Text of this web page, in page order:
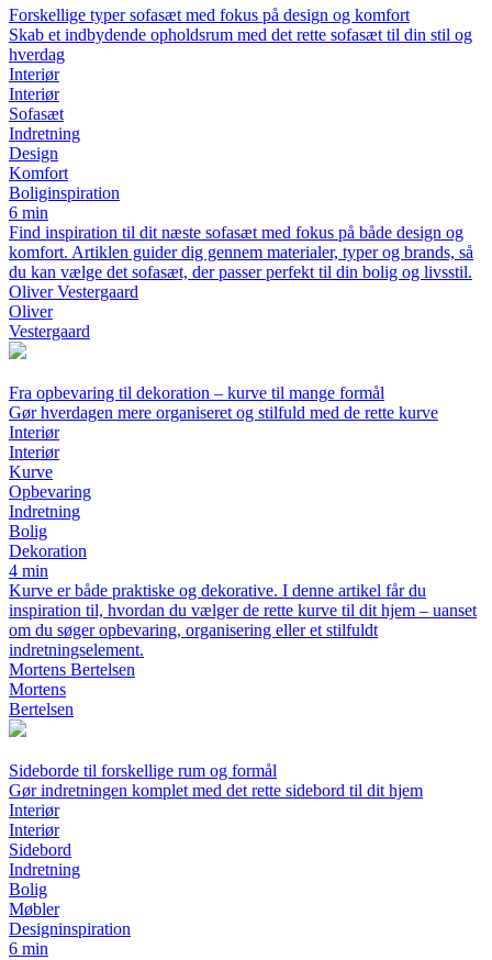
Forskellige typer sofasæt med fokus på design og komfort
Skab et indbydende opholdsrum med det rette sofasæt til din stil og
hverdag
Interiør
Interiør
Sofasæt
Indretning
Design
Komfort
Boliginspiration
6 min
Find inspiration til dit næste sofasæt med fokus på både design og
komfort. Artiklen guider dig gennem materialer, typer og brands, så
du kan vælge det sofasæt, der passer perfekt til din bolig og livsstil.
Oliver Vestergaard
Oliver
Vestergaard
Fra opbevaring til dekoration – kurve til mange formål
Gør hverdagen mere organiseret og stilfuld med de rette kurve
Interiør
Interiør
Kurve
Opbevaring
Indretning
Bolig
Dekoration
4 min
Kurve er både praktiske og dekorative. I denne artikel får du
inspiration til, hvordan du vælger de rette kurve til dit hjem – uanset
om du søger opbevaring, organisering eller et stilfuldt
indretningselement.
Mortens Bertelsen
Mortens
Bertelsen
Sideborde til forskellige rum og formål
Gør indretningen komplet med det rette sidebord til dit hjem
Interiør
Interiør
Sidebord
Indretning
Bolig
Møbler
Designinspiration
6 min